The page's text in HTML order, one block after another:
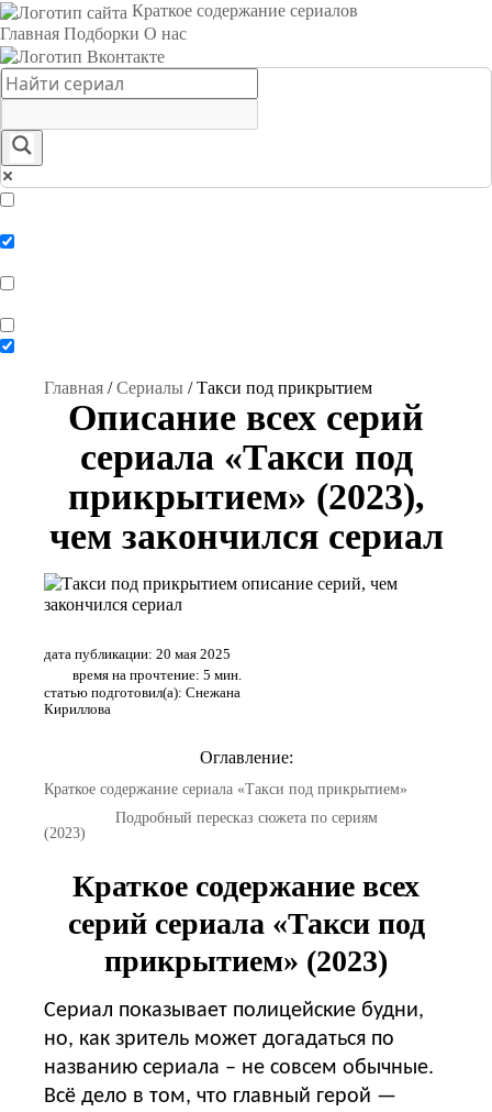
Краткое содержание сериалов
Главная Подборки О нас
Главная /Сериалы /Такси под прикрытием
Описание всех серий
сериала «Такси под
прикрытием» (2023),
чем закончился сериал
дата публикации: 20 мая 2025
время на прочтение: 5 мин.
статью подготовил(а): Снежана
Кириллова
Оглавление:
Краткое содержание сериала «Такси под прикрытием»
(2023)
Подробный пересказ сюжета по сериям
Краткое содержание всех
серий сериала «Такси под
прикрытием» (2023)
Сериал показывает полицейские будни,
но, как зритель может догадаться по
названию сериала – не совсем обычные.
Всё дело в том, что главный герой —